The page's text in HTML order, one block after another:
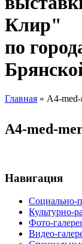
Клир"
по
Главная » A4-
A4-med-
Навигация
Социально-
Культурно-
Фото-
Видео-